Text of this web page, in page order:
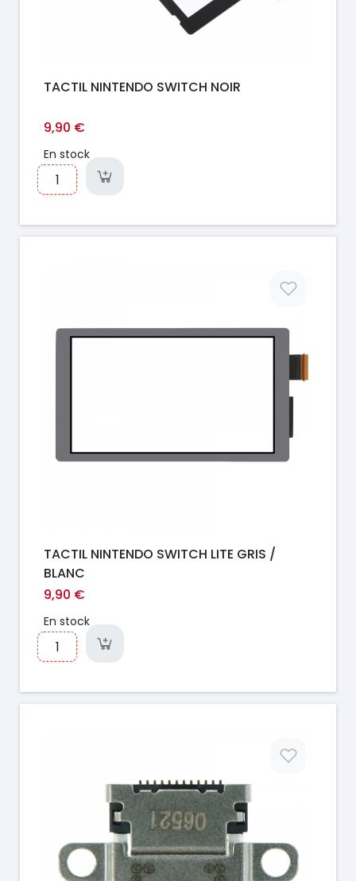
TACTIL NINTENDO SWITCH NOIR
9,90 €
En stock
TACTIL NINTENDO SWITCH LITE GRIS /
BLANC
9,90 €
En stock